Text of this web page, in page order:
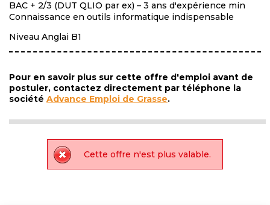
BAC + 2/3 (DUT QLIO par ex) – 3 ans d'expérience min
Connaissance en outils informatique indispensable
Niveau Anglai B1
Pour en savoir plus sur cette offre d'emploi avant de
postuler, contactez directement par téléphone la
société Advance Emploi de Grasse.
Cette offre n'est plus valable.